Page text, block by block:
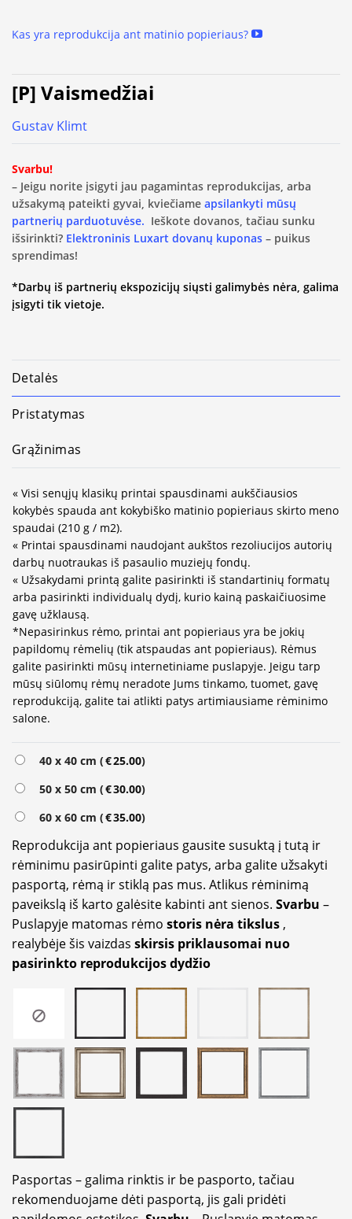
Kas yra reprodukcija ant matinio popieriaus?
[P] Vaismedžiai
Gustav Klimt
Svarbu!
– Jeigu norite įsigyti jau pagamintas reprodukcijas, arba
užsakymą pateikti gyvai, kviečiame apsilankyti mūsų
partnerių parduotuvėse. Ieškote dovanos, tačiau sunku
išsirinkti? Elektroninis Luxart dovanų kuponas – puikus
sprendimas!
*Darbų iš partnerių ekspozicijų siųsti galimybės nėra, galima
įsigyti tik vietoje.
Detalės
Pristatymas
Grąžinimas
« Visi senųjų klasikų printai spausdinami aukščiausios
kokybės spauda ant kokybiško matinio popieriaus skirto meno
spaudai (210 g / m2).
« Printai spausdinami naudojant aukštos rezoliucijos autorių
darbų nuotraukas iš pasaulio muziejų fondų.
« Užsakydami printą galite pasirinkti iš standartinių formatų
arba pasirinkti individualų dydį, kurio kainą paskaičiuosime
gavę užklausą.
*Nepasirinkus rėmo, printai ant popieriaus yra be jokių
papildomų rėmelių (tik atspaudas ant popieriaus). Rėmus
galite pasirinkti mūsų internetiniame puslapyje. Jeigu tarp
mūsų siūlomų rėmų neradote Jums tinkamo, tuomet, gavę
reprodukciją, galite tai atlikti patys artimiausiame rėminimo
salone.
40 x 40 cm (€25.00)
50 x 50 cm (€30.00)
60 x 60 cm (€35.00)
Reprodukcija ant popieriaus gausite susuktą į tutą ir
rėminimu pasirūpinti galite patys, arba galite užsakyti
pasportą, rėmą ir stiklą pas mus. Atlikus rėminimą
paveikslą iš karto galėsite kabinti ant sienos. Svarbu –
Puslapyje matomas rėmo storis nėra tikslus ,
realybėje šis vaizdas skirsis priklausomai nuo
pasirinkto reprodukcijos dydžio
Pasportas – galima rinktis ir be pasporto, tačiau
rekomenduojame dėti pasportą, jis gali pridėti
Alternative: